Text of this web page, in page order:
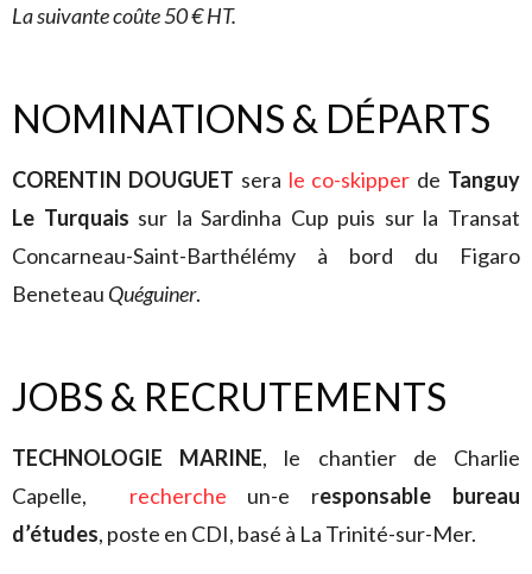
La suivante coûte 50 € HT.
NOMINATIONS & DÉPARTS
CORENTIN DOUGUET sera le co-skipper de Tanguy
Le Turquais sur la Sardinha Cup puis sur la Transat
Concarneau-Saint-Barthélémy à bord du Figaro
Beneteau Quéguiner.
JOBS & RECRUTEMENTS
TECHNOLOGIE MARINE, le chantier de Charlie
Capelle,
recherche un-e responsable bureau
d’études, poste en CDI, basé à La Trinité-sur-Mer.